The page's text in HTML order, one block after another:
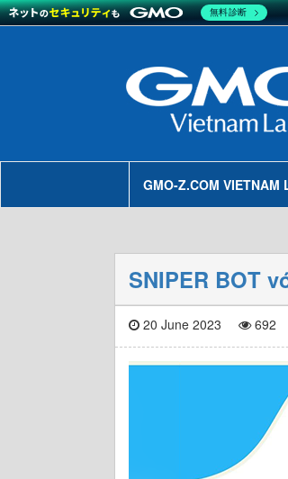
GMO-Z.COM VIETNAM
SNIPER BOT
20 June 2023 692
無料診断